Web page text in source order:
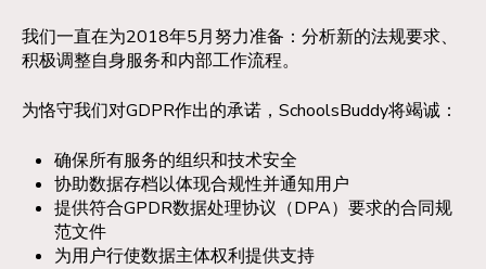
我们一直在为2018年5月努力准备：分析新的法规要求、
积极调整自身服务和内部工作流程。
为恪守我们对GDPR作出的承诺，SchoolsBuddy将竭诚：
确保所有服务的组织和技术安全
协助数据存档以体现合规性并通知用户
提供符合GPDR数据处理协议（DPA）要求的合同规
范文件
为用户行使数据主体权利提供支持